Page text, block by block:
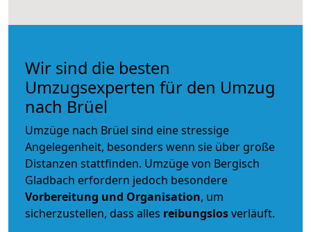
Wir sind die besten
Umzugsexperten für den Umzug
nach Brüel
Umzüge nach Brüel sind eine stressige
Angelegenheit, besonders wenn sie über große
Distanzen stattfinden. Umzüge von Bergisch
Gladbach erfordern jedoch besondere
Vorbereitung und Organisation, um
sicherzustellen, dass alles reibungslosverläuft.